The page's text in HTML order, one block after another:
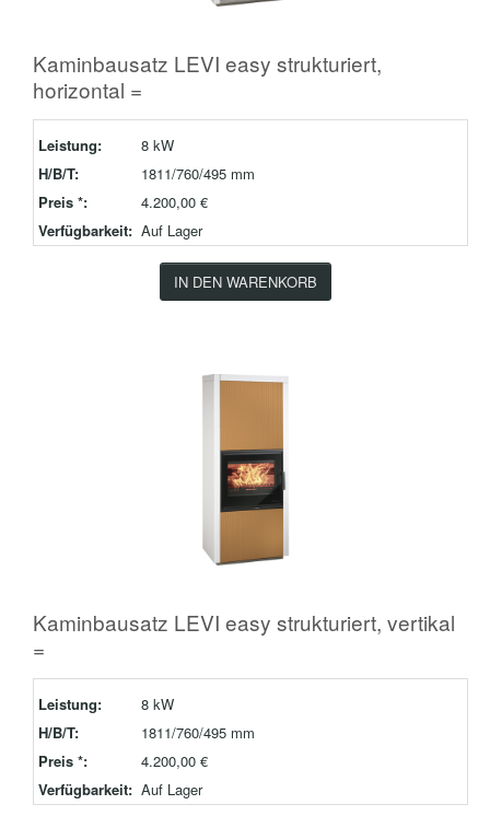
Kaminbausatz LEVI easy strukturiert,
horizontal =
Leistung:
8 kW
H/B/T:
1811/760/495 mm
Preis *:
4.200,00 €
Verfügbarkeit: Auf Lager
IN DEN WARENKORB
Kaminbausatz LEVI easy strukturiert, vertikal
=
Leistung:
8 kW
H/B/T:
1811/760/495 mm
Preis *:
4.200,00 €
Verfügbarkeit: Auf Lager